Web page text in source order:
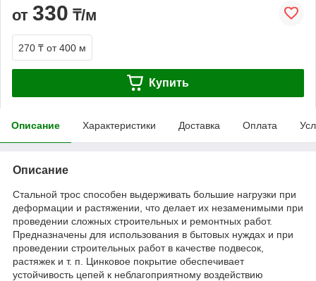
от 330 ₸/м
270 ₸ от 400 м
Купить
Описание Характеристики Доставка Оплата
Описание
Стальной трос способен выдерживать большие нагрузки при
деформации и растяжении, что делает их незаменимыми при
проведении сложных строительных и ремонтных работ.
Предназначены для использования в бытовых нуждах и при
проведении строительных работ в качестве подвесок,
растяжек и т. п. Цинковое покрытие обеспечивает
устойчивость цепей к неблагоприятному воздействию